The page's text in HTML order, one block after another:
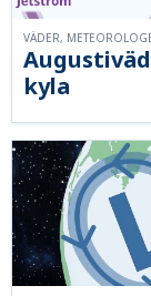
kyla
VÄDER,